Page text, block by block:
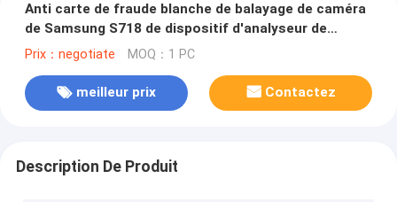
Anti carte de fraude blanche de balayage de caméra
de Samsung S718 de dispositif d'analyseur de
tisonnier
Prix：negotiate MOQ：1 PC
meilleur prix Contactez
Description De Produit